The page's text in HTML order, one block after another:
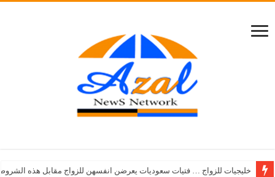
خليجيات للزواج … فتيات سعوديات يعرضن انفسهن للزواج مقابل هذه